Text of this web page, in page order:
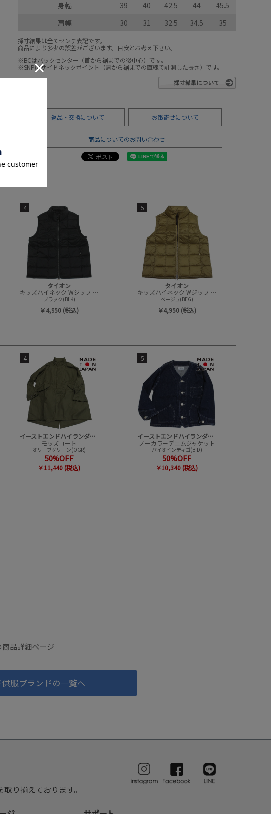
身幅
39 40 42.5 44
45.5
肩幅
30 31 32.5 34.5 35
採寸結果は全てセンチ表記です。
商品により多少の誤差がございます。目安とお考え下さい。
※BCはバックセンター（首から裾までの後中心）です。
※SNPはサイドネックポイント（肩から裾までの直線で計測した長さ）です。
返品・交換について お取寄せについて
商品についてのお問い合わせ
4
タイオン
キッズハイネック Wジップ ダウンベスト《BASIC》
ブラック(BLK)
￥4,950 (税込)
5
タイオン
キッズハイネック Wジップ ダウンベスト《BASIC》
ベージュ(BEG)
￥4,950 (税込)
4
イーストエンドハイランダーズ
モッズコート
オリーブグリーン(OGR)
50%OFF
￥11,440 (税込)
5
イーストエンドハイランダーズ
ノーカラーデニムジャケット
バイオインディゴ(BID)
50%OFF
￥10,340 (税込)
品詳細ページ
供服ブランドの一覧へ
り揃えております。